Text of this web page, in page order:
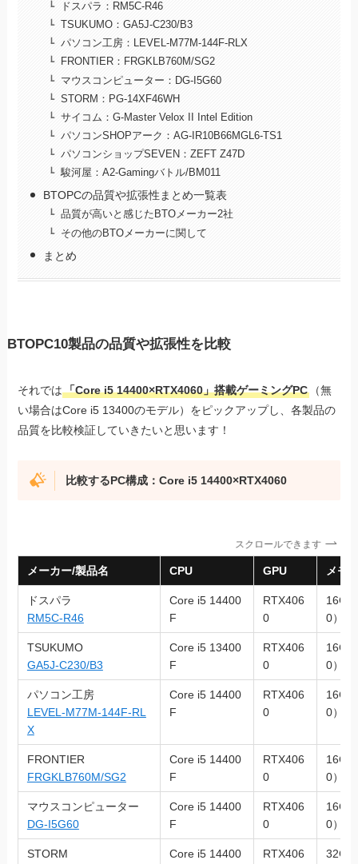
ドスパラ：RM5C-R46
TSUKUMO：GA5J-C230/B3
パソコン工房：LEVEL-M77M-144F-RLX
FRONTIER：FRGKLB760M/SG2
マウスコンピューター：DG-I5G60
STORM：PG-14XF46WH
サイコム：G-Master Velox II Intel Edition
パソコンSHOPアーク：AG-IR10B66MGL6-TS1
パソコンショップSEVEN：ZEFT Z47D
駿河屋：A2-Gamingバトル/BM011
BTOPCの品質や拡張性まとめ一覧表
品質が高いと感じたBTOメーカー2社
その他のBTOメーカーに関して
まとめ
BTOPC10製品の品質や拡張性を比較
それでは「Core i5 14400×RTX4060」搭載ゲーミングPC
（無
い場合はCore i5 13400のモデル）をピックアップし、各製品の
品質を比較検証していきたいと思います！
比較するPC構成：Core i5 14400×RTX4060
スクロールできます
メーカー/製品名 CPU GPU メモ
ドスパラ
RM5C-R46
Core i5 14400
F
RTX406
0
16GB
0）
TSUKUMO
GA5J-C230/B3
Core i5 13400
F
RTX406
0
16GB
0）
パソコン工房
LEVEL-M77M-144F-RL
X
Core i5 14400
F
RTX406
0
16GB
0）
FRONTIER
FRGKLB760M/SG2
Core i5 14400
F
RTX406
0
16GB
0）
マウスコンピューター
DG-I5G60
Core i5 14400
F
RTX406
0
16GB
0）
STORM
Core i5 14400
RTX406
32GB